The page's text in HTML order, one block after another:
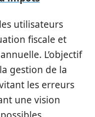
utilisateurs
fiscale et
L’objectif
gestion de la
les erreurs
une vision